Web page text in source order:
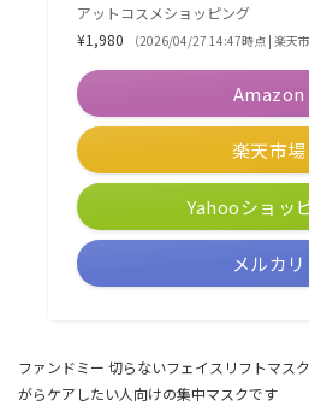
アットコスメショッピング
¥1,980
（2026/04/27 14:47時点 | 楽天市
Amazon
楽天市場
Yahooショッ
メルカリ
ファンドミー 切らないフェイスリフトマス
がらケアしたい人向けの集中マスクです